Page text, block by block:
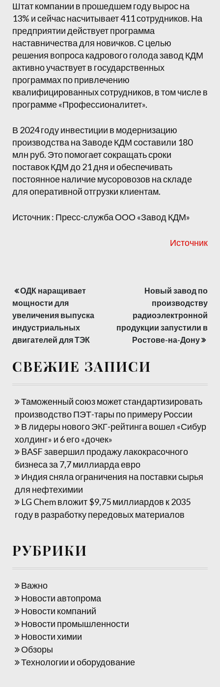
Штат компании в прошедшем году вырос на
13% и сейчас насчитывает 411 сотрудников. На
предприятии действует программа
наставничества для новичков. С целью
решения вопроса кадрового голода завод КДМ
активно участвует в государственных
программах по привлечению
квалифицированных сотрудников, в том числе в
программе «Профессионалитет».
В 2024 году инвестиции в модернизацию
производства на Заводе КДМ составили 180
млн руб. Это помогает сокращать сроки
поставок КДМ до 21 дня и обеспечивать
постоянное наличие мусоровозов на складе
для оперативной отгрузки клиентам.
Источник : Пресс-служба ООО «Завод КДМ»
Источник
Навигация
по
записям
ОДК наращивает
мощности для
увеличения выпуска
индустриальных
двигателей для ТЭК
Новый завод по
производству
радиоэлектронной
продукции запустили в
Ростове-на-Дону
СВЕЖИЕ ЗАПИСИ
Таможенный союз может стандартизировать
производство ПЭТ-тары по примеру России
В лидеры нового ЭКГ-рейтинга вошел «Сибур
холдинг» и 6 его «дочек»
BASF завершил продажу лакокрасочного
бизнеса за 7,7 миллиарда евро
Индия сняла ограничения на поставки сырья
для нефтехимии
LG Chem вложит $9,75 миллиардов к 2035
году в разработку передовых материалов
РУБРИКИ
Важно
Новости автопрома
Новости компаний
Новости промышленности
Новости химии
Обзоры
Технологии и оборудование